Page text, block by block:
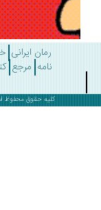
رمان ایرانی خاطره،
مرجع
کلیه حقوق محفوظ است و